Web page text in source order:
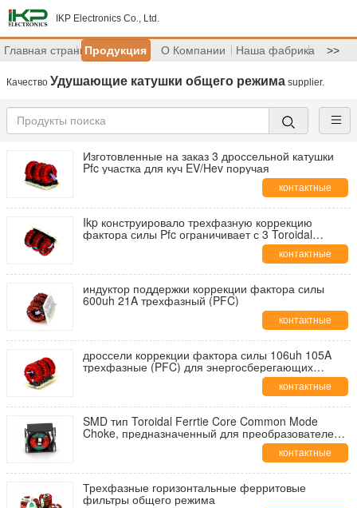
IKP Electronics Co., Ltd.
Главная страницаПродукция О Компании Наша фабрика >>
Качество Удушающие катушки общего режима supplier.
Изготовленные на заказ 3 дроссельной катушки
Pfc участка для куч EV/Hev поручая
контактные
данные
Ikp конструировало трехфазную коррекцию
фактора силы Pfc ограничивает с 3 Toroidal
контактные
данные
индуктор поддержки коррекции фактора силы
600uh 21A трехфазный (PFC)
контактные
данные
дроссели коррекции фактора силы 106uh 105A
трехфазные (PFC) для энергосберегающих
контактные
данные
SMD тип Toroidal Ferrtie Core Common Mode
Choke, предназначенный для преобразователей
постоянного тока и постоянного токаконтактные
данные
Трехфазные горизонтальные ферритовые
фильтры общего режима